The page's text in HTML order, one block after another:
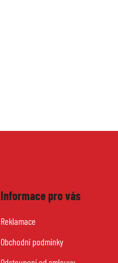
Informace pro vás
Reklamace
Obchodní podmínky